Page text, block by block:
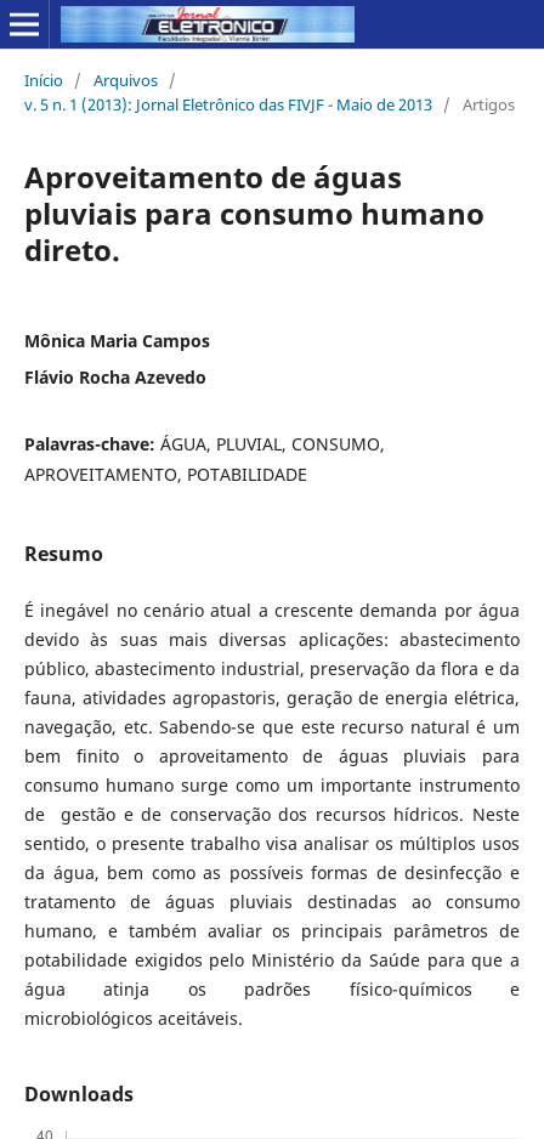
Início / Arquivos /
v. 5 n. 1 (2013): Jornal Eletrônico das FIVJF - Maio de 2013 / Artigos
Aproveitamento de águas
pluviais para consumo humano
direto.
Mônica Maria Campos
Flávio Rocha Azevedo
Palavras-chave: ÁGUA, PLUVIAL, CONSUMO,
APROVEITAMENTO, POTABILIDADE
Resumo
É inegável no cenário atual a crescente demanda por água
devido às suas mais diversas aplicações: abastecimento
público, abastecimento industrial, preservação da flora e da
fauna, atividades agropastoris, geração de energia elétrica,
navegação, etc. Sabendo-se que este recurso natural é um
bem finito o aproveitamento de águas pluviais para
consumo humano surge como um importante instrumento
de gestão e de conservação dos recursos hídricos. Neste
sentido, o presente trabalho visa analisar os múltiplos usos
da água, bem como as possíveis formas de desinfecção e
tratamento de águas pluviais destinadas ao consumo
humano, e também avaliar os principais parâmetros de
potabilidade exigidos pelo Ministério da Saúde para que a
água atinja os padrões físico-químicos e
microbiológicos aceitáveis.
Downloads